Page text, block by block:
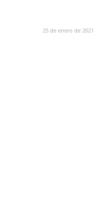
25 de enero de 2021